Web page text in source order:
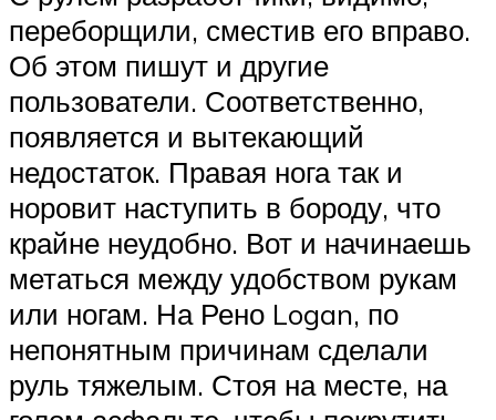
переборщили, сместив его вправо.
Об этом пишут и другие
пользователи. Соответственно,
появляется и вытекающий
недостаток. Правая нога так и
норовит наступить в бороду, что
крайне неудобно. Вот и начинаешь
метаться между удобством рукам
или ногам. На Рено Logan, по
непонятным причинам сделали
руль тяжелым. Стоя на месте, на